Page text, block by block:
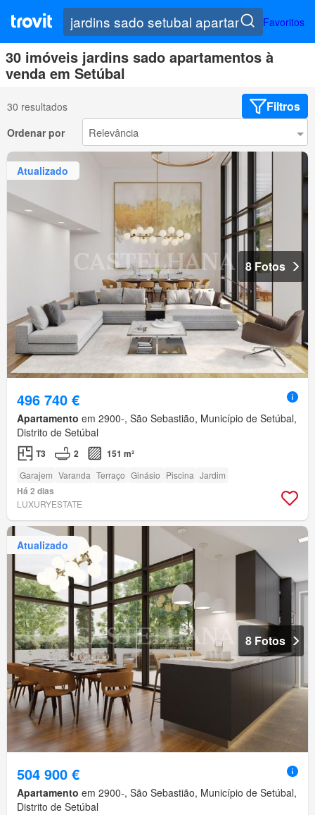
Favoritos
30 imóveis jardins sado apartamentos à
venda em Setúbal
30 resultados Filtros
Ordenar por
Atualizado
8 Fotos
496 740 €
Apartamento em 2900-, São Sebastião, Município de Setúbal,
Distrito de Setúbal
T3 2 151 m²
Garajem Varanda Terraço Ginásio Piscina Jardim
Há 2 dias
LUXURYESTATE
Atualizado
8 Fotos
504 900 €
Apartamento em 2900-, São Sebastião, Município de Setúbal,
Distrito de Setúbal